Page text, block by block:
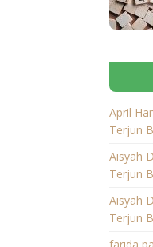
April
Terjun
Aisyah
Terjun
Aisyah
Terjun